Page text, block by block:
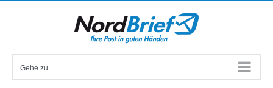
Gehe zu ...